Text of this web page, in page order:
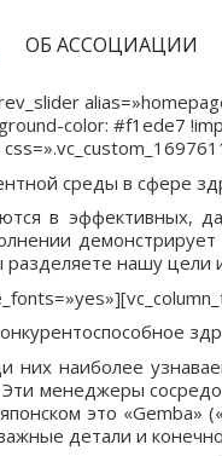
ОБ АССОЦИАЦИИ
color: #f1ede7
среды в сфере
в
разделяете нашу цели
наиболее
менеджеры
это
детали и